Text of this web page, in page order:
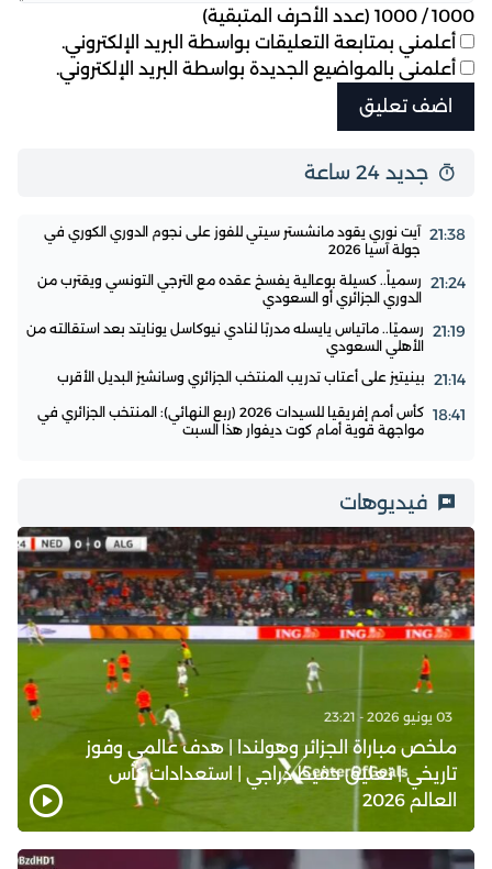
1000
/
1000 (عدد الأحرف المتبقية)
أعلمني بمتابعة التعليقات بواسطة البريد الإلكتروني.
أعلمني بالمواضيع الجديدة بواسطة البريد الإلكتروني.
جديد 24 ساعة
21:38 آيت نوري يقود مانشستر سيتي للفوز على نجوم الدوري الكوري في
جولة آسيا 2026
21:24 رسمياً.. كسيلة بوعالية يفسخ عقده مع الترجي التونسي ويقترب من
الدوري الجزائري أو السعودي
21:19 رسميًا.. ماتياس يايسله مدربًا لنادي نيوكاسل يونايتد بعد استقالته من
الأهلي السعودي
21:14 بينيتيز على أعتاب تدريب المنتخب الجزائري وسانشيز البديل الأقرب
18:41
كأس أمم إفريقيا للسيدات 2026 (ربع النهائي): المنتخب الجزائري في
مواجهة قوية أمام كوت ديفوار هذا السبت
فيديوهات
03 يونيو 2026 - 23:21
ملخص مباراة الجزائر وهولندا | هدف عالمي وفوز
تاريخي | تعليق حفيظ دراجي | استعدادات كأس
العالم 2026